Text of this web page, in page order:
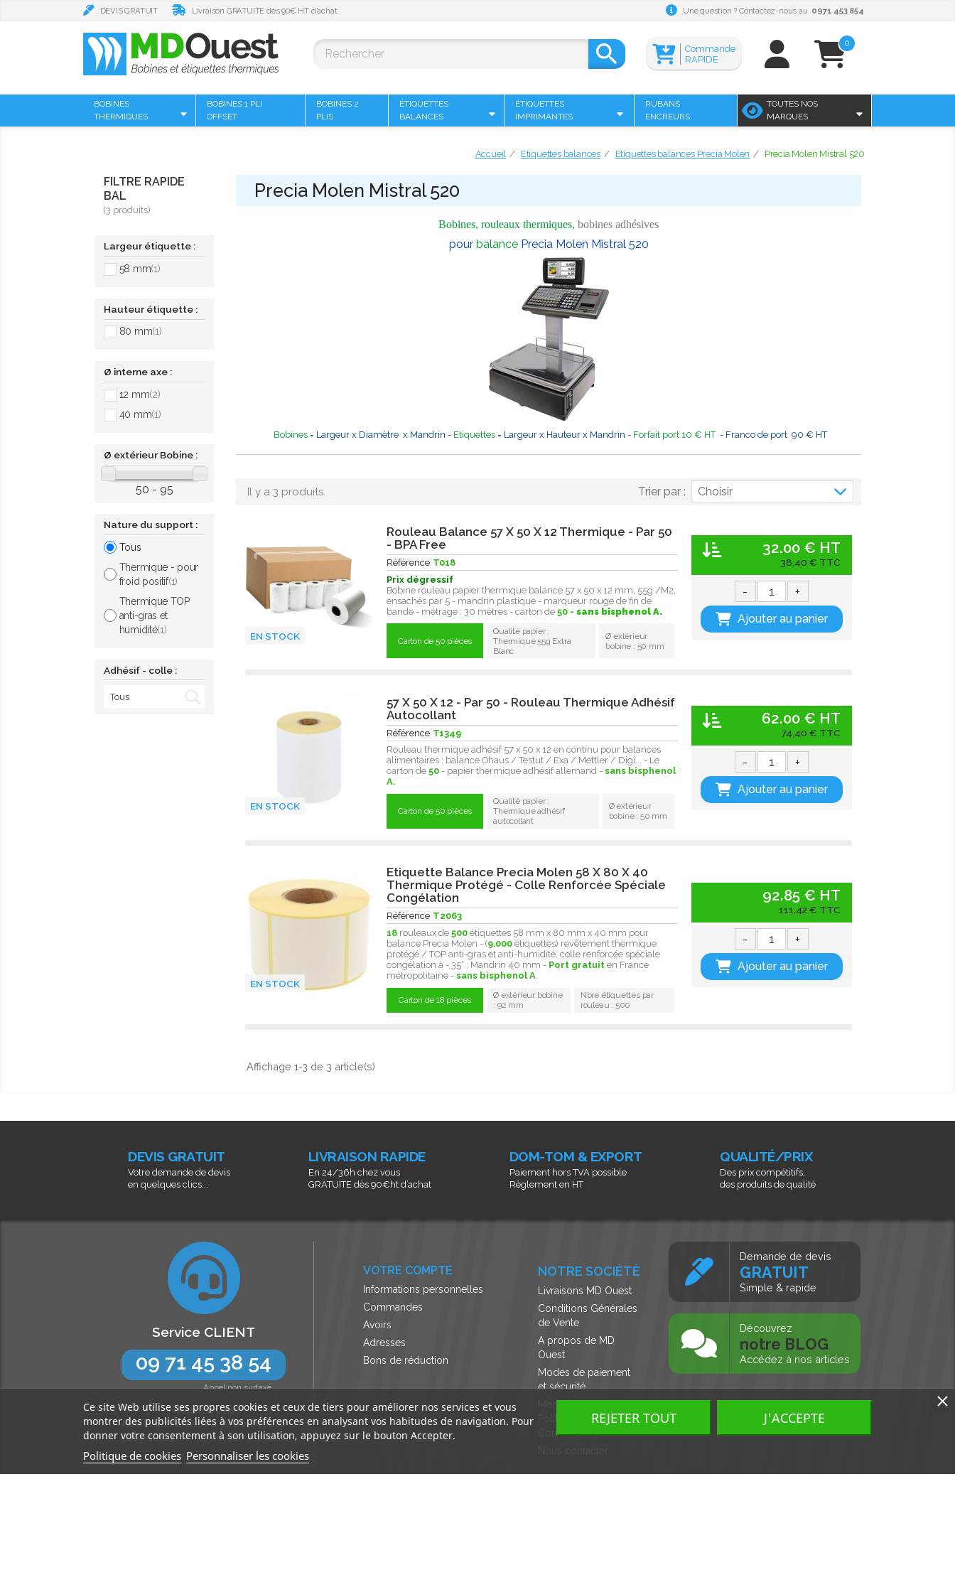
DEVIS GRATUIT Livraison GRATUITE dès 90€ HT d’achat Une question ? Contactez-nous au 0971 453 854
 0
Commande
RAPIDE
BOBINES
THERMIQUES
BOBINES 1 PLI
OFFSET
BOBINES 2
PLIS
ÉTIQUETTES
BALANCES
ÉTIQUETTES
IMPRIMANTES
RUBANS
ENCREURS
TOUTES NOS
MARQUES
Accueil Etiquettes balances Etiquettes balances Precia Molen Precia Molen Mistral 520
FILTRE RAPIDE
BAL
(3 produits)
Largeur étiquette :
58 mm(1)
Hauteur étiquette :
80 mm(1)
Ø interne axe :
12 mm(2)
40 mm(1)
Ø extérieur Bobine :
50 - 95
Nature du support :
Tous
Thermique - pour
froid positif(1)
Thermique TOP
anti-gras et
humidité(1)
Adhésif - colle :
Precia Molen Mistral 520
Bobines, rouleaux thermiques, bobines adhésives
pour balancePrecia Molen Mistral 520
Bobines= Largeur x Diamètre x Mandrin - Etiquettes= Largeur x Hauteur x Mandrin - Forfait port 10 € HT- Franco de port 90 € HT
Il y a 3 produits. Trier par : Choisir
EN STOCK
Rouleau Balance 57 X 50 X 12 Thermique - Par 50
- BPA Free
Référence T018
Prix dégressif
Bobine rouleau papier thermique balance 57 x 50 x 12 mm, 55g /M2,
ensachés par 5 - mandrin plastique - marqueur rouge de fin de
bande - métrage : 30 mètres - carton de50 -sans bisphenol A.
Carton de 50 pièces
Qualité papier :
Thermique 55g Extra
Blanc
Ø extérieur
bobine : 50 mm
32.00 € HT
38,40 € TTC
- +
Ajouter au panier
EN STOCK
57 X 50 X 12 - Par 50 - Rouleau Thermique Adhésif
Autocollant
Référence T1349
Rouleau thermique adhésif 57 x 50 x 12 en continu pour balances
alimentaires : balance Ohaus / Testut / Exa / Mettler / Digi... - Le
carton de50 - papier thermique adhésif allemand -sans bisphenol
A.
Carton de 50 pièces
Qualité papier :
Thermique adhésif
autocollant
Ø extérieur
bobine : 50 mm
62.00 € HT
74,40 € TTC
- +
Ajouter au panier
EN STOCK
Etiquette Balance Precia Molen 58 X 80 X 40
Thermique Protégé - Colle Renforcée Spéciale
Congélation
Référence T2063
18 rouleaux de500 étiquettes 58 mm x 80 mm x 40 mm pour
balance Precia Molen - (9.000 étiquettes) revêtement thermique
protégé / TOP anti-gras et anti-humidité, colle renforcée spéciale
congélation à - 35° ; Mandrin 40 mm - Port gratuit en France
métropolitaine -sans bisphenol A.
Carton de 18 pièces
Ø extérieur bobine
: 92 mm
Nbre étiquettes par
rouleau : 500
92.85 € HT
111,42 € TTC
- +
Ajouter au panier
Affichage 1-3 de 3 article(s)
DEVIS GRATUIT
Votre demande de devis
en quelques clics...
LIVRAISON RAPIDE
En 24/36h chez vous
GRATUITE dès 90€ht d’achat
DOM-TOM & EXPORT
Paiement hors TVA possible
Règlement en HT
QUALITÉ/PRIX
Des prix compétitifs,
des produits de qualité
NOTRE SOCIÉTÉ
Livraisons MD Ouest
Conditions Générales
de Vente
A propos de MD
Ouest
Modes de paiement
et sécurité
Confidentialité
VOTRE COMPTE
Informations personnelles
Commandes
Avoirs
Adresses
Bons de réduction
Service CLIENT
09 71 45 38 54
Appel non surtaxé
N’hésitez pas !
Nos experts sont à votre écoute
Lun-Jeu de 9h à 17h30 - Ven de 9h à 16h30
Demande de devis
GRATUIT
Simple & rapide
Découvrez
notre BLOG
Accédez à nos articles
Ce site Web utilise ses propres cookies et ceux de tiers pour améliorer nos services et vous
montrer des publicités liées à vos préférences en analysant vos habitudes de navigation. Pour
donner votre consentement à son utilisation, appuyez sur le bouton Accepter.
Politique de cookies Personnaliser les cookies
REJETER TOUT J'ACCEPTE